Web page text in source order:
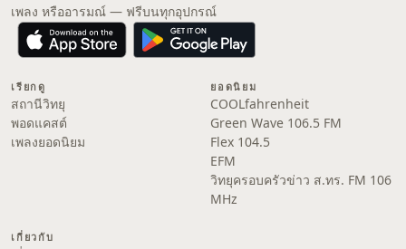
เพลง หรืออารมณ์ — ฟรีบนทุกอุปกรณ์
เรียกดู
สถานีวิทยุ
พอดแคสต์
เพลงยอดนิยม
ยอดนิยม
COOLfahrenheit
Green Wave 106.5 FM
Flex 104.5
EFM
วิทยุครอบครัวข่าว ส.ทร. FM 106
MHz
เกี่ยวกับ